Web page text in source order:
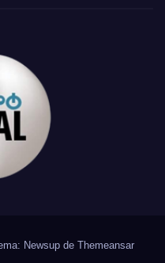
Newsup de Themeansar